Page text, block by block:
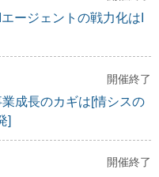
ージェントの戦力化はI
開催終了
成長のカギは[情シスの
]
開催終了